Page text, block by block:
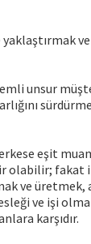
ve
unsur
eşit
olabilir; fakat
ve
ve işi
karşıdır.